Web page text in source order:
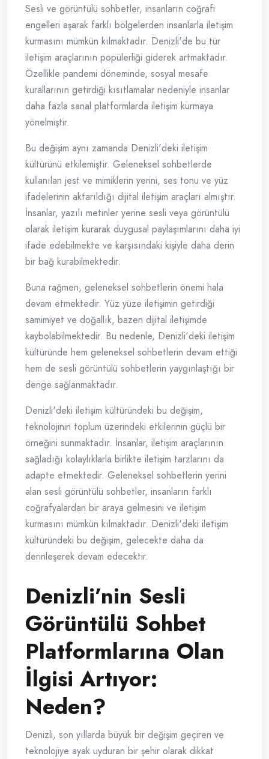
Sesli ve görüntülü sohbetler, insanların coğrafi
engelleri aşarak farklı bölgelerden insanlarla iletişim
kurmasını mümkün kılmaktadır. Denizli'de bu tür
iletişim araçlarının popülerliği giderek artmaktadır.
Özellikle pandemi döneminde, sosyal mesafe
kurallarının getirdiği kısıtlamalar nedeniyle insanlar
daha fazla sanal platformlarda iletişim kurmaya
yönelmiştir.
Bu değişim aynı zamanda Denizli'deki iletişim
kültürünü etkilemiştir. Geleneksel sohbetlerde
kullanılan jest ve mimiklerin yerini, ses tonu ve yüz
ifadelerinin aktarıldığı dijital iletişim araçları almıştır.
İnsanlar, yazılı metinler yerine sesli veya görüntülü
olarak iletişim kurarak duygusal paylaşımlarını daha iyi
ifade edebilmekte ve karşısındaki kişiyle daha derin
bir bağ kurabilmektedir.
Buna rağmen, geleneksel sohbetlerin önemi hala
devam etmektedir. Yüz yüze iletişimin getirdiği
samimiyet ve doğallık, bazen dijital iletişimde
kaybolabilmektedir. Bu nedenle, Denizli'deki iletişim
kültüründe hem geleneksel sohbetlerin devam ettiği
hem de sesli görüntülü sohbetlerin yaygınlaştığı bir
denge sağlanmaktadır.
Denizli'deki iletişim kültüründeki bu değişim,
teknolojinin toplum üzerindeki etkilerinin güçlü bir
örneğini sunmaktadır. İnsanlar, iletişim araçlarının
sağladığı kolaylıklarla birlikte iletişim tarzlarını da
adapte etmektedir. Geleneksel sohbetlerin yerini
alan sesli görüntülü sohbetler, insanların farklı
coğrafyalardan bir araya gelmesini ve iletişim
kurmasını mümkün kılmaktadır. Denizli'deki iletişim
kültüründeki bu değişim, gelecekte daha da
derinleşerek devam edecektir.
Denizli’nin Sesli
Görüntülü Sohbet
Platformlarına Olan
İlgisi Artıyor:
Neden?
Denizli, son yıllarda büyük bir değişim geçiren ve
teknolojiye ayak uyduran bir şehir olarak dikkat